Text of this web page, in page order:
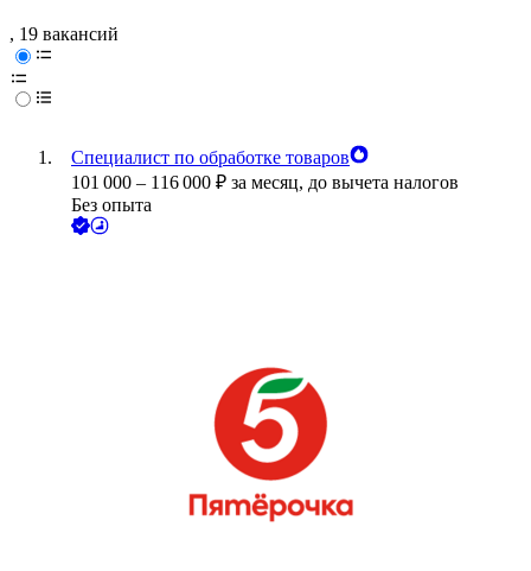
, 19 вакансий
Специалист по обработке товаров
101 000 – 116 000 ₽ за месяц, до вычета налогов
Без опыта